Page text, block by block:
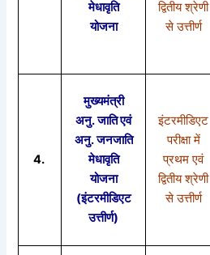
मेधावृति
योजना
द्वितीय श्रेणी
से उत्तीर्ण
4.
मुख्यमंत्री
अनु. जाति एवं
अनु. जनजाति
मेधावृति
योजना
(इंटरमीडिएट
उत्तीर्ण)
इंटरमीडिएट
परीक्षा में
प्रथम एवं
द्वितीय श्रेणी
से उत्तीर्ण